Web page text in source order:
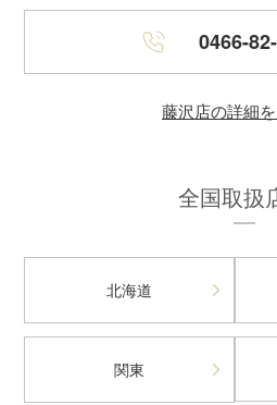
0466-
藤沢店の詳細
全国取扱
北海道
関東